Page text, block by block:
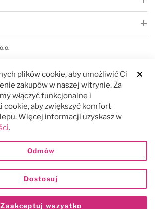
plików cookie, aby umożliwić Ci
zakupów w naszej witrynie. Za
włączyć funkcjonalne i
cookie, aby zwiększyć komfort
Więcej informacji uzyskasz w
.
Zaakceptuj wszystko
Dostosuj
Odmów